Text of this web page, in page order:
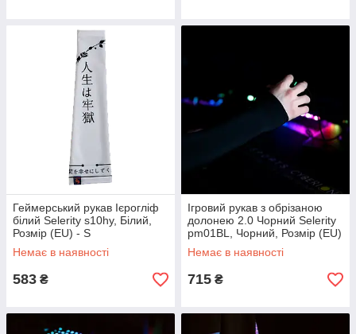
Геймерський рукав Ієрогліф
білий Selerity s10hy, Білий,
Розмір (EU) - S
Немає в наявності
583 ₴
Ігровий рукав з обрізаною
долонею 2.0 Чорний Selerity
pm01BL, Чорний, Розмір (EU)
- XL
Немає в наявності
715 ₴